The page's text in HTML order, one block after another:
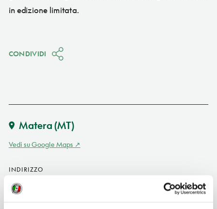
in edizione limitata.
CONDIVIDI
Matera (MT)
Vedi su Google Maps
INDIRIZZO
via del Corso 52 - 75100
Matera (MT)